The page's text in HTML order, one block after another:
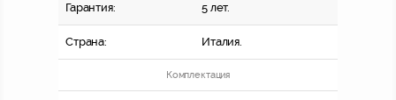
Гарантия: 5 лет.
Страна: Италия.
Комплектация